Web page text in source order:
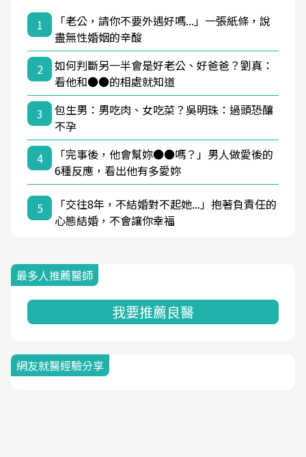
1
「老公，請你不要外遇好嗎...」一張紙條，說
盡無性婚姻的辛酸
2
如何判斷另一半會是好老公、好爸爸？劉真：
看他和●●的相處就知道
3
包生男：男吃肉、女吃菜？吳明珠：過頭恐釀
不孕
4
「完事後，他會幫妳●●嗎？」男人做愛後的
6種反應，看出他有多愛妳
5
「交往8年，不結婚對不起她...」抱著負責任的
心態結婚，不會讓你幸福
最多人推薦醫師
我要推薦良醫
網友就醫經驗分享